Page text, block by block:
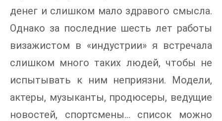
денег и слишком мало здравого смысла.
Однако за последние шесть лет работы
визажистом в «индустрии» я встречала
слишком много таких людей, чтобы не
испытывать к ним неприязни. Модели,
актеры, музыканты, продюсеры, ведущие
новостей, спортсмены… список можно